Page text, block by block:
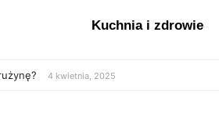
Kuchnia i zdrowie
4 kwietnia, 2025